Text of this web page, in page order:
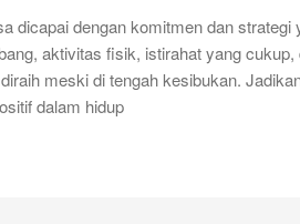
dicapai dengan komitmen dan strategi
aktivitas fisik, istirahat yang
meski di tengah kesibukan.
dalam hidup